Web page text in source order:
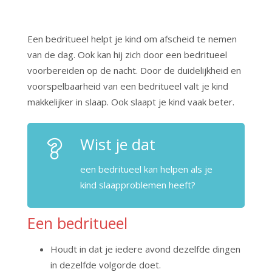
Een bedritueel helpt je kind om afscheid te nemen
van de dag. Ook kan hij zich door een bedritueel
voorbereiden op de nacht. Door de duidelijkheid en
voorspelbaarheid van een bedritueel valt je kind
makkelijker in slaap. Ook slaapt je kind vaak beter.
Wist je dat
een bedritueel kan helpen als je
kind slaapproblemen heeft?
Een bedritueel
Houdt in dat je iedere avond dezelfde dingen
in dezelfde volgorde doet.